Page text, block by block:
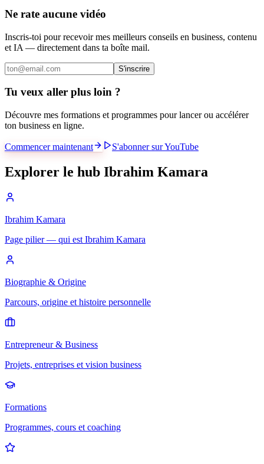
Ne rate aucune vidéo
Inscris-toi pour recevoir mes meilleurs conseils en business, contenu
et IA — directement dans ta boîte mail.
S'inscrire
Tu veux aller plus loin ?
Découvre mes formations et programmes pour lancer ou accélérer
ton business en ligne.
Commencer maintenant S'abonner sur YouTube
Explorer le hub Ibrahim Kamara
Ibrahim Kamara
Page pilier — qui est Ibrahim Kamara
Biographie & Origine
Parcours, origine et histoire personnelle
Entrepreneur & Business
Projets, entreprises et vision business
Formations
Programmes, cours et coaching